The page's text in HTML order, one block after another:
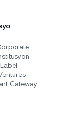
Gateway